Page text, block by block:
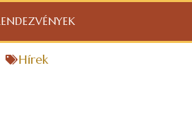
Hírek